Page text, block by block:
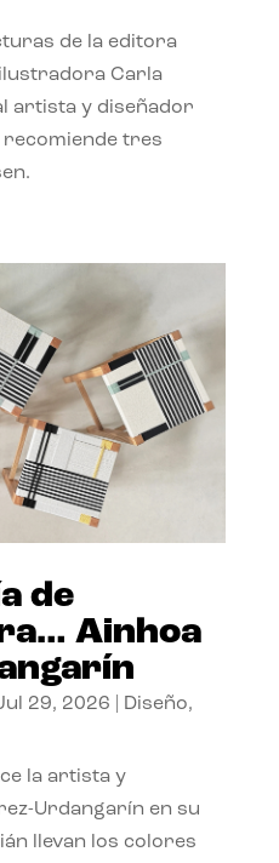
de la editora
ilustradora Carla
artista y diseñador
recomiende tres
de
Ainhoa
29, 2026 Diseño,
la artista y
Urdangarín en su
llevan los colores